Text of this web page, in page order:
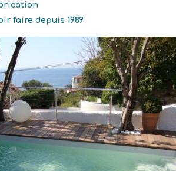
faire depuis 1989